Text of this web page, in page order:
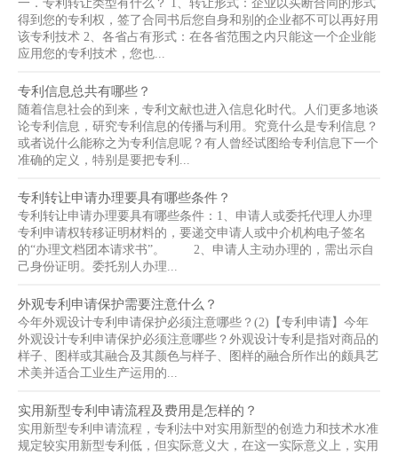
一．专利转让类型有什么？ 1、转让形式：企业以买断合同的形式
得到您的专利权，签了合同书后您自身和别的企业都不可以再好用
该专利技术 2、各省占有形式：在各省范围之内只能这一个企业能
应用您的专利技术，您也...
专利信息总共有哪些？
随着信息社会的到来，专利文献也进入信息化时代。人们更多地谈
论专利信息，研究专利信息的传播与利用。究竟什么是专利信息？
或者说什么能称之为专利信息呢？有人曾经试图给专利信息下一个
准确的定义，特别是要把专利...
专利转让申请办理要具有哪些条件？
专利转让申请办理要具有哪些条件：1、申请人或委托代理人办理
专利申请权转移证明材料的，要递交申请人或中介机构电子签名
的“办理文档团本请求书”。 2、申请人主动办理的，需出示自
己身份证明。委托别人办理...
外观专利申请保护需要注意什么？
今年外观设计专利申请保护必须注意哪些？(2)【专利申请】今年
外观设计专利申请保护必须注意哪些？外观设计专利是指对商品的
样子、图样或其融合及其颜色与样子、图样的融合所作出的颇具艺
术美并适合工业生产运用的...
实用新型专利申请流程及费用是怎样的？
实用新型专利申请流程，专利法中对实用新型的创造力和技术水准
规定较实用新型专利低，但实际意义大，在这一实际意义上，实用